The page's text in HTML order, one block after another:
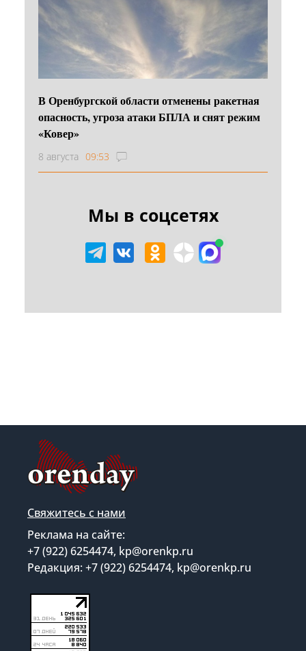
В Оренбургской области отменены ракетная
опасность, угроза атаки БПЛА и снят режим
«Ковер»
8 августа 09:53
Мы в соцсетях
Свяжитесь с нами
Реклама на сайте:
+7 (922) 6254474, kp@orenkp.ru
Редакция: +7 (922) 6254474, kp@orenkp.ru